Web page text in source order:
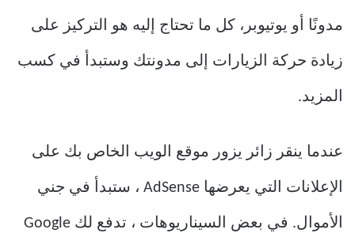
مدونًا أو يوتيوبر، كل ما تحتاج إليه هو التركيز على
زيادة حركة الزيارات إلى مدونتك وستبدأ في كسب
المزيد.
عندما ينقر زائر يزور موقع الويب الخاص بك على
الإعلانات التي يعرضها AdSense ، ستبدأ في جني
الأموال. في بعض السيناريوهات ، تدفع لك Google